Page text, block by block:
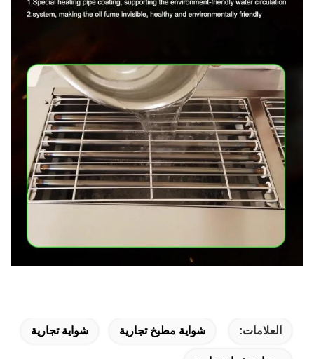
العلامات: شواية مطبخ تجارية شواية تجارية